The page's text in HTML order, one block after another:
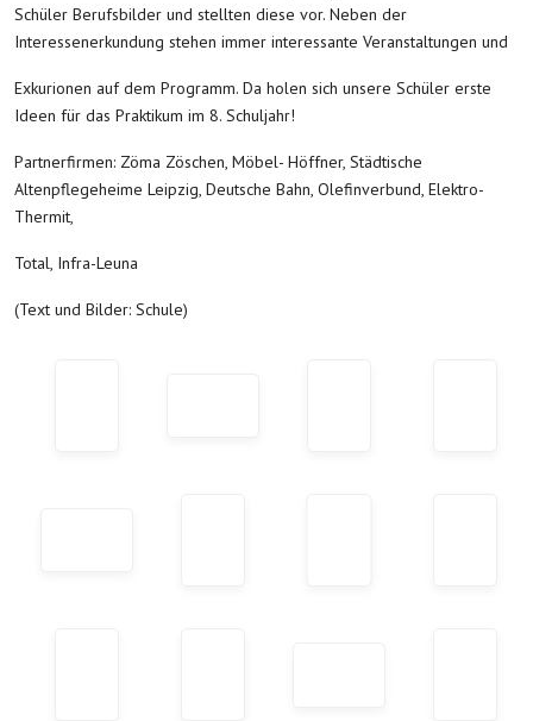
Schüler Berufsbilder und stellten diese vor. Neben der
Interessenerkundung stehen immer interessante Veranstaltungen und
Exkurionen auf dem Programm. Da holen sich unsere Schüler erste
Ideen für das Praktikum im 8. Schuljahr!
Partnerfirmen: Zöma Zöschen, Möbel- Höffner, Städtische
Altenpflegeheime Leipzig, Deutsche Bahn, Olefinverbund, Elektro-
Thermit,
Total, Infra-Leuna
(Text und Bilder: Schule)